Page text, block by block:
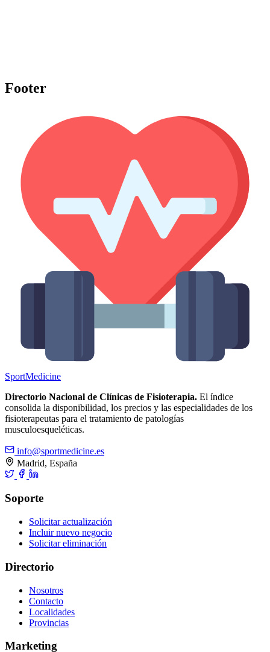
Footer
SportMedicine
Directorio Nacional de Clínicas de Fisioterapia. El índice
consolida la disponibilidad, los precios y las especialidades de los
fisioterapeutas para el tratamiento de patologías
musculoesqueléticas.
info@sportmedicine.es
Madrid, España
Soporte
Solicitar actualización
Incluir nuevo negocio
Solicitar eliminación
Directorio
Nosotros
Contacto
Localidades
Provincias
Marketing